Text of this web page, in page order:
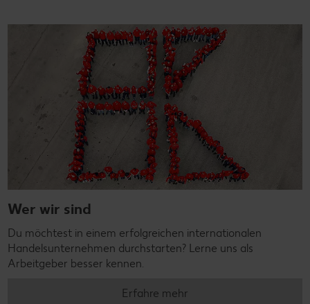
Wer wir sind
Du möchtest in einem erfolgreichen internationalen
Handelsunternehmen durchstarten? Lerne uns als
Arbeitgeber besser kennen.
Erfahre mehr